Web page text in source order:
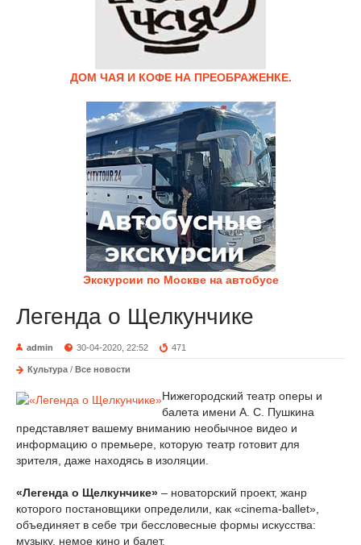
ДОМ ЧАЯ И КОФЕ НА ПРЕОБРАЖЕНКЕ.
Экскурсии по Москве на автобусе
Легенда о Щелкунчике
admin 30-04-2020, 22:52 471
Культура / Все новости
Нижегородский театр оперы и
балета имени А. С. Пушкина
представляет вашему вниманию необычное видео и
информацию о премьере, которую театр готовит для
зрителя, даже находясь в изоляции.
«Легенда о Щелкунчике» – новаторский проект, жанр
которого постановщики определили, как «cinema-ballet»,
объединяет в себе три бессловесные формы искусства:
музыку, немое кино и балет.